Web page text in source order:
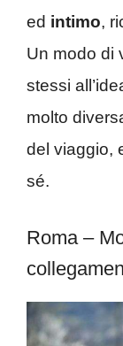
ed intimo,
Un modo di
stessi
molto
del viaggio,
sé.
Roma –